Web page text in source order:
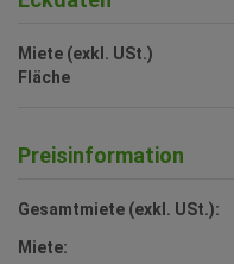
Miete (exkl. USt.)
Fläche
Preisinformation
Gesamtmiete (exkl. USt.):
Miete: